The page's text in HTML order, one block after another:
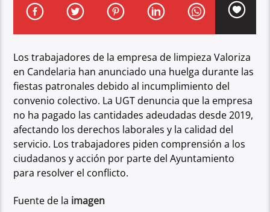
Los trabajadores de la empresa de limpieza Valoriza
en Candelaria han anunciado una huelga durante las
fiestas patronales debido al incumplimiento del
convenio colectivo. La UGT denuncia que la empresa
no ha pagado las cantidades adeudadas desde 2019,
afectando los derechos laborales y la calidad del
servicio. Los trabajadores piden comprensión a los
ciudadanos y acción por parte del Ayuntamiento
para resolver el conflicto.
Fuente de la imagen